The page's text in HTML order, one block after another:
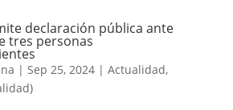
declaración pública ante
tres personas
| Sep 25, 2024| Actualidad,